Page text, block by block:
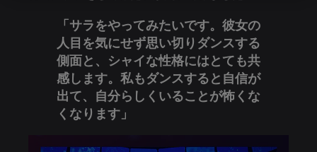
「サラをやってみたいです。彼女の
人目を気にせず思い切りダンスする
側面と、シャイな性格にはとても共
感します。私もダンスすると自信が
出て、自分らしくいることが怖くな
くなります」